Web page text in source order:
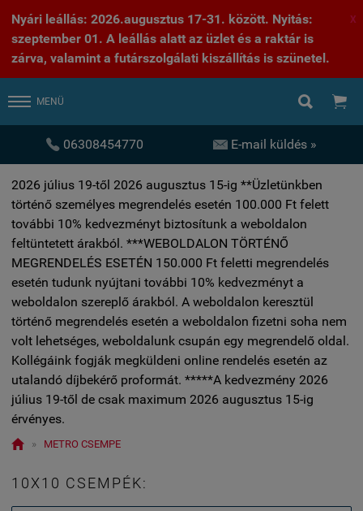
Nyári leállás: 2026.augusztus 17-31. között. Nyitás:
szeptember 01. A leállás alatt az üzlet és a raktár is
zárva, valamint a futárszolgálati kiszállítás is szünetel.
X
MENÜ  
 06308454770  E-mail küldés »
2026 július 19-től 2026 augusztus 15-ig **Üzletünkben
történő személyes megrendelés esetén 100.000 Ft felett
további 10% kedvezményt biztosítunk a weboldalon
feltüntetett árakból. ***WEBOLDALON TÖRTÉNŐ
MEGRENDELÉS ESETÉN 150.000 Ft feletti megrendelés
esetén tudunk nyújtani további 10% kedvezményt a
weboldalon szereplő árakból. A weboldalon keresztül
történő megrendelés esetén a weboldalon fizetni soha nem
volt lehetséges, weboldalunk csupán egy megrendelő oldal.
Kollégáink fogják megküldeni online rendelés esetén az
utalandó díjbekérő proformát. *****A kedvezmény 2026
július 19-től de csak maximum 2026 augusztus 15-ig
érvényes.
 » METRO CSEMPE
10X10 CSEMPÉK: